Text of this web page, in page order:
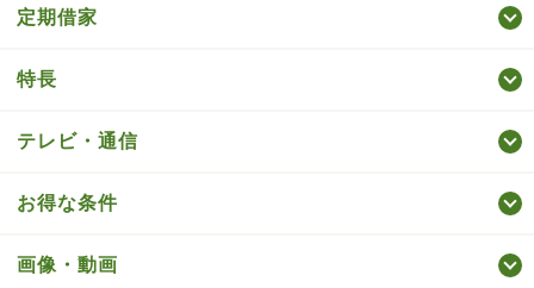
定期借家
特長
テレビ・通信
お得な条件
画像・動画